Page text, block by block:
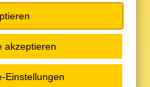
WÜRTTEMBERG
akzeptieren
Einstellungen